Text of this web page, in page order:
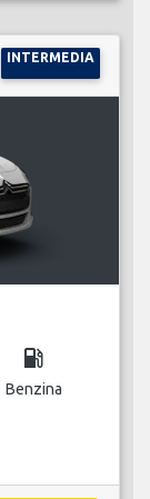
INTERMEDIA
local_gas_station
Benzina